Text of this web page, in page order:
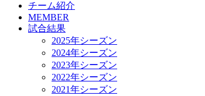
チーム紹介
MEMBER
試合結果
2025年シーズン
2024年シーズン
2023年シーズン
2022年シーズン
2021年シーズン